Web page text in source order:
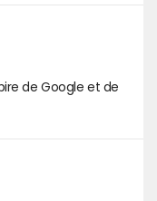
de Google et de